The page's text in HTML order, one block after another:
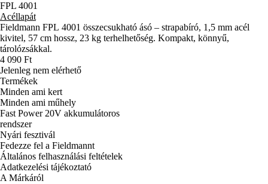
FPL 4001
Acéllapát
Fieldmann FPL 4001 összecsukható ásó – strapabíró, 1,5 mm acél
kivitel, 57 cm hossz, 23 kg terhelhetőség. Kompakt, könnyű,
tárolózsákkal.
4 090 Ft
Jelenleg nem elérhető
Termékek
Minden ami kert
Minden ami műhely
Fast Power 20V akkumulátoros
rendszer
Nyári fesztivál
Fedezze fel a Fieldmannt
Általános felhasználási feltételek
Adatkezelési tájékoztató
A Márkáról